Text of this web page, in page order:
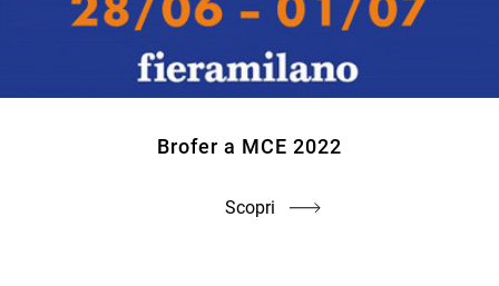
Brofer a MCE 2022
Scopri